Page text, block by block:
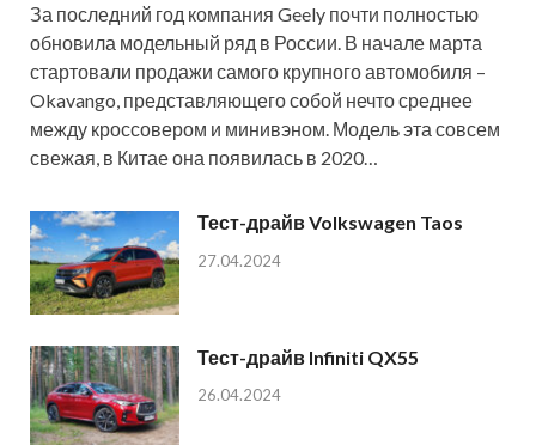
За последний год компания Geely почти полностью
обновила модельный ряд в России. В начале марта
стартовали продажи самого крупного автомобиля –
Okavango, представляющего собой нечто среднее
между кроссовером и минивэном. Модель эта совсем
свежая, в Китае она появилась в 2020…
Тест-драйв Volkswagen Taos
27.04.2024
Тест-драйв Infiniti QX55
26.04.2024